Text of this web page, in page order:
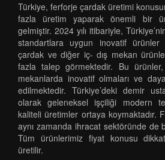
Türkiye, ferforje çardak üretimi
fazla üretim yaparak önemli bir
gelmiştir. 2024 yılı itibariyle,
standartlara uygun inovatif ürünler
çardak ve diğer iç- dış mekan
fazla talep görmektedir. Bu
mekanlarda inovatif olmaları ve
edilmektedir. Türkiye’deki demir
olarak geleneksel işçiliği modern
kaliteli üretimler ortaya koymaktadır.
aynı zamanda ihracat sektöründe de
Tüm ürünlerimiz fiyat konusu
üretilir.